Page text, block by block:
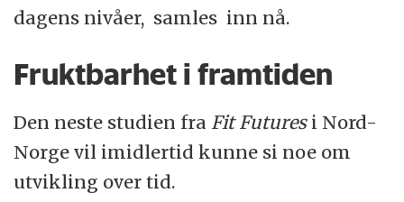
dagens nivåer, samles inn nå.
Fruktbarhet i framtiden
Den neste studien fra Fit Futuresi Nord-
Norge vil imidlertid kunne si noe om
utvikling over tid.